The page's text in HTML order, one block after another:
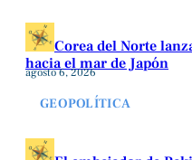
Corea del Norte
hacia el mar de Japón
agosto 6, 2026
GEOPOLÍTICA